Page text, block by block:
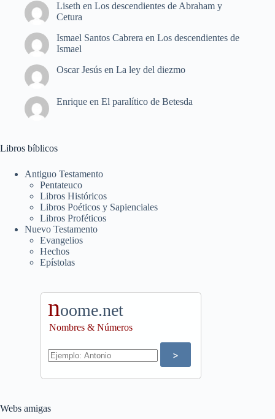
Liseth en Los descendientes de Abraham y
Cetura
Ismael Santos Cabrera en Los descendientes de
Ismael
Oscar Jesús en La ley del diezmo
Enrique en El paralítico de Betesda
Libros bíblicos
Antiguo Testamento
Pentateuco
Libros Históricos
Libros Poéticos y Sapienciales
Libros Proféticos
Nuevo Testamento
Evangelios
Hechos
Epístolas
noome.net
Nombres & Números
Webs amigas